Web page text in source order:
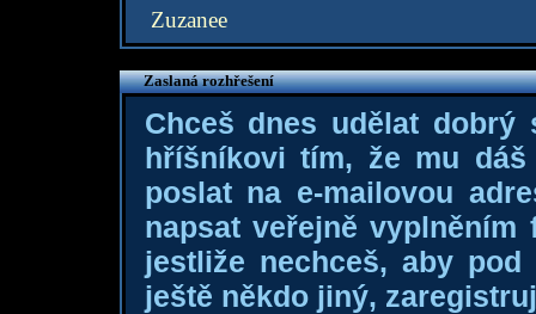
Zuzanee
Zaslaná rozhřešení
Chceš dnes udělat dobrý
hříšníkovi tím, že mu
poslat na e-mailovou
napsat veřejně
jestliže nechceš, aby
ještě někdo jiný,